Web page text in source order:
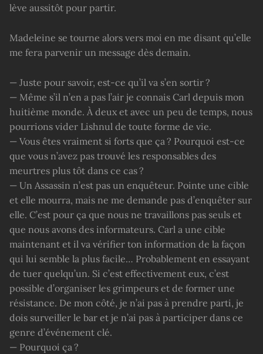
lève aussitôt pour partir.
Madeleine se tourne alors vers moi en me disant qu’elle
me fera parvenir un message dès demain.
— Juste pour savoir, est-ce qu’il va s’en sortir ?
— Même s’il n’en a pas l’air je connais Carl depuis mon
huitième monde. À deux et avec un peu de temps, nous
pourrions vider Lishnul de toute forme de vie.
— Vous êtes vraiment si forts que ça ? Pourquoi est-ce
que vous n’avez pas trouvé les responsables des
meurtres plus tôt dans ce cas ?
— Un Assassin n’est pas un enquêteur. Pointe une cible
et elle mourra, mais ne me demande pas d’enquêter sur
elle. C’est pour ça que nous ne travaillons pas seuls et
que nous avons des informateurs. Carl a une cible
maintenant et il va vérifier ton information de la façon
qui lui semble la plus facile… Probablement en essayant
de tuer quelqu’un. Si c’est effectivement eux, c’est
possible d’organiser les grimpeurs et de former une
résistance. De mon côté, je n’ai pas à prendre parti, je
dois surveiller le bar et je n’ai pas à participer dans ce
genre d’événement clé.
— Pourquoi ça ?